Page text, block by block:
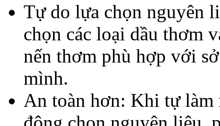
Tự do lựa chọn nguyên
chọn các loại dầu thơm
nến thơm phù hợp với
mình.
An toàn hơn: Khi tự làm